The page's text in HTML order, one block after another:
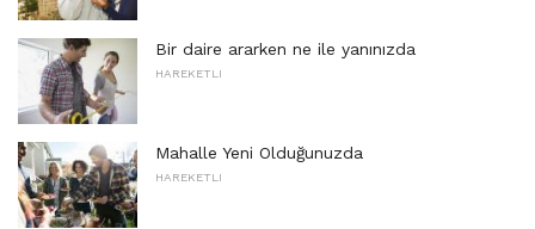
Bir daire ararken ne ile yanınızda
HAREKETLI
Mahalle Yeni Olduğunuzda
HAREKETLI